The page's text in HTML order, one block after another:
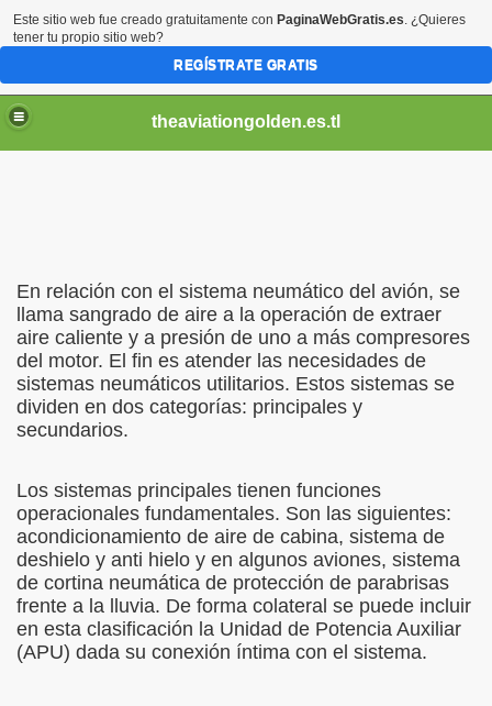
theaviationgolden.es.tl
En relación con el sistema neumático del avión, se
llama sangrado de aire a la operación de extraer
aire caliente y a presión de uno a más compresores
del motor. El fin es atender las necesidades de
sistemas neumáticos utilitarios. Estos sistemas se
dividen en dos categorías: principales y
secundarios.
Los sistemas principales tienen funciones
operacionales fundamentales. Son las siguientes:
acondicionamiento de aire de cabina, sistema de
deshielo y anti hielo y en algunos aviones, sistema
de cortina neumática de protección de parabrisas
frente a la lluvia. De forma colateral se puede incluir
en esta clasificación la Unidad de Potencia Auxiliar
(APU) dada su conexión íntima con el sistema.
Este sitio web fue creado gratuitamente con PaginaWebGratis.es. ¿Quieres
tener tu propio sitio web?
REGÍSTRATE GRATIS